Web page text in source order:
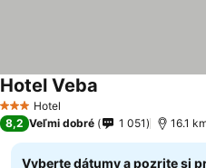
3 Počet hviezdičiek
Hotel
Hotel Veba
8,2 Veľmi dobré 1 051 16.1
Vyberte dátumy a pozrite si